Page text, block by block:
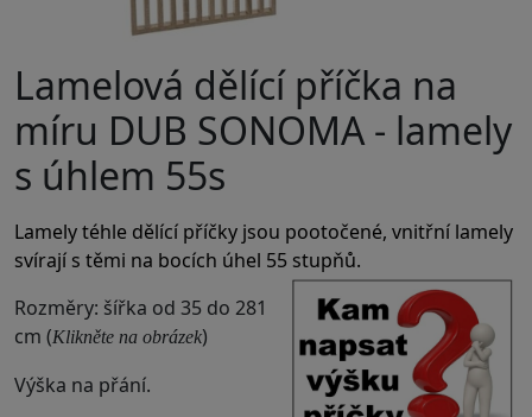
Lamelová dělící příčka na
míru DUB SONOMA - lamely
s úhlem 55s
Lamely téhle dělící příčky jsou pootočené, vnitřní lamely
svírají s těmi na bocích úhel 55 stupňů.
Rozměry: šířka od 35 do 281
cm (Klikněte na obrázek)
Výška na přání.